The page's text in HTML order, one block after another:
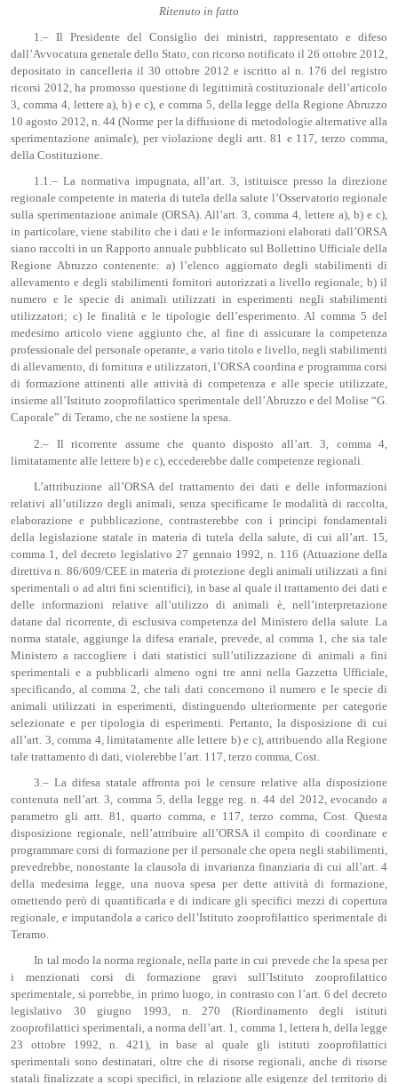
Ritenuto in fatto
1.– Il Presidente del Consiglio dei ministri, rappresentato e difeso
dall’Avvocatura generale dello Stato, con ricorso notificato il 26 ottobre 2012,
depositato in cancelleria il 30 ottobre 2012 e iscritto al n. 176 del registro
ricorsi 2012, ha promosso questione di legittimità costituzionale dell’articolo
3, comma 4, lettere a), b) e c), e comma 5, della legge della Regione Abruzzo
10 agosto 2012, n. 44 (Norme per la diffusione di metodologie alternative alla
sperimentazione animale), per violazione degli artt. 81 e 117, terzo comma,
della Costituzione.
1.1.– La normativa impugnata, all’art. 3, istituisce presso la direzione
regionale competente in materia di tutela della salute l’Osservatorio regionale
sulla sperimentazione animale (ORSA). All’art. 3, comma 4, lettere a), b) e c),
in particolare, viene stabilito che i dati e le informazioni elaborati dall’ORSA
siano raccolti in un Rapporto annuale pubblicato sul Bollettino Ufficiale della
Regione Abruzzo contenente: a) l’elenco aggiornato degli stabilimenti di
allevamento e degli stabilimenti fornitori autorizzati a livello regionale; b) il
numero e le specie di animali utilizzati in esperimenti negli stabilimenti
utilizzatori; c) le finalità e le tipologie dell’esperimento. Al comma 5 del
medesimo articolo viene aggiunto che, al fine di assicurare la competenza
professionale del personale operante, a vario titolo e livello, negli stabilimenti
di allevamento, di fornitura e utilizzatori, l’ORSA coordina e programma corsi
di formazione attinenti alle attività di competenza e alle specie utilizzate,
insieme all’Istituto zooprofilattico sperimentale dell’Abruzzo e del Molise “G.
Caporale” di Teramo, che ne sostiene la spesa.
2.– Il ricorrente assume che quanto disposto all’art. 3, comma 4,
limitatamente alle lettere b) e c), eccederebbe dalle competenze regionali.
L’attribuzione all’ORSA del trattamento dei dati e delle informazioni
relativi all’utilizzo degli animali, senza specificarne le modalità di raccolta,
elaborazione e pubblicazione, contrasterebbe con i principi fondamentali
della legislazione statale in materia di tutela della salute, di cui all’art. 15,
comma 1, del decreto legislativo 27 gennaio 1992, n. 116 (Attuazione della
direttiva n. 86/609/CEE in materia di protezione degli animali utilizzati a fini
sperimentali o ad altri fini scientifici), in base al quale il trattamento dei dati e
delle informazioni relative all’utilizzo di animali è, nell’interpretazione
datane dal ricorrente, di esclusiva competenza del Ministero della salute. La
norma statale, aggiunge la difesa erariale, prevede, al comma 1, che sia tale
Ministero a raccogliere i dati statistici sull’utilizzazione di animali a fini
sperimentali e a pubblicarli almeno ogni tre anni nella Gazzetta Ufficiale,
specificando, al comma 2, che tali dati concernono il numero e le specie di
animali utilizzati in esperimenti, distinguendo ulteriormente per categorie
selezionate e per tipologia di esperimenti. Pertanto, la disposizione di cui
all’art. 3, comma 4, limitatamente alle lettere b) e c), attribuendo alla Regione
tale trattamento di dati, violerebbe l’art. 117, terzo comma, Cost.
3.– La difesa statale affronta poi le censure relative alla disposizione
contenuta nell’art. 3, comma 5, della legge reg. n. 44 del 2012, evocando a
parametro gli artt. 81, quarto comma, e 117, terzo comma, Cost. Questa
disposizione regionale, nell’attribuire all’ORSA il compito di coordinare e
programmare corsi di formazione per il personale che opera negli stabilimenti,
prevedrebbe, nonostante la clausola di invarianza finanziaria di cui all’art. 4
della medesima legge, una nuova spesa per dette attività di formazione,
omettendo però di quantificarla e di indicare gli specifici mezzi di copertura
regionale, e imputandola a carico dell’Istituto zooprofilattico sperimentale di
Teramo.
In tal modo la norma regionale, nella parte in cui prevede che la spesa per
i menzionati corsi di formazione gravi sull’Istituto zooprofilattico
sperimentale, si porrebbe, in primo luogo, in contrasto con l’art. 6 del decreto
legislativo 30 giugno 1993, n. 270 (Riordinamento degli istituti
zooprofilattici sperimentali, a norma dell’art. 1, comma 1, lettera h, della legge
23 ottobre 1992, n. 421), in base al quale gli istituti zooprofilattici
sperimentali sono destinatari, oltre che di risorse regionali, anche di risorse
statali finalizzate a scopi specifici, in relazione alle esigenze del territorio di